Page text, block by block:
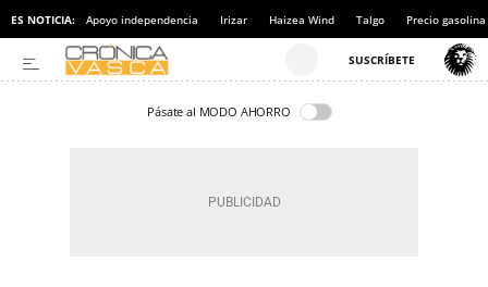
ES NOTICIA: Apoyo independencia Irizar Haizea Wind Talgo Precio gasolina
Pásate al MODO AHORRO